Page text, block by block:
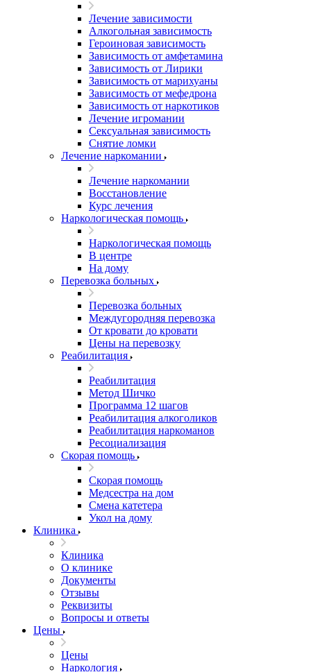
Лечение зависимости
Алкогольная зависимость
Героиновая зависимость
Зависимость от амфетамина
Зависимость от Лирики
Зависимость от марихуаны
Зависимость от мефедрона
Зависимость от наркотиков
Лечение игромании
Сексуальная зависимость
Снятие ломки
Лечение наркомании
Лечение наркомании
Восстановление
Курс лечения
Наркологическая помощь
Наркологическая помощь
В центре
На дому
Перевозка больных
Перевозка больных
Междугородняя перевозка
От кровати до кровати
Цены на перевозку
Реабилитация
Реабилитация
Метод Шичко
Программа 12 шагов
Реабилитация алкоголиков
Реабилитация наркоманов
Ресоциализация
Скорая помощь
Скорая помощь
Медсестра на дом
Смена катетера
Укол на дому
Клиника
Клиника
О клинике
Документы
Отзывы
Реквизиты
Вопросы и ответы
Цены
Цены
Наркология